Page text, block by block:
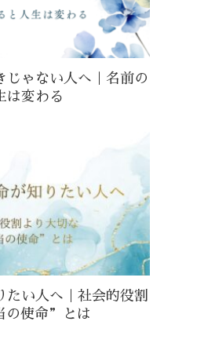
じゃない人へ｜名前の
は変わる
たい人へ｜社会的役割
の使命”とは